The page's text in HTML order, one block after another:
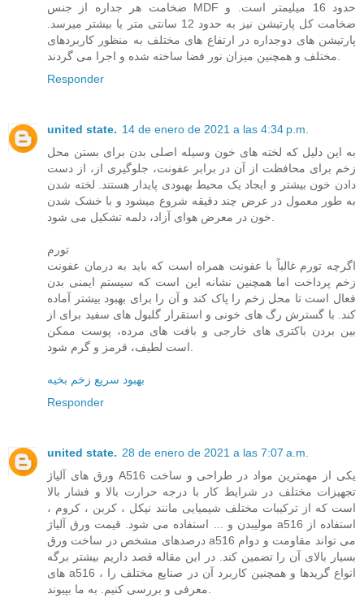
ضخامت هر جداره از جنس MDF حدود 16 میلیمتر است. و
ضخامت کل پارتیشن نیز به حدود 12 سانتی متر یا بیشتر میرسد.
پارتیشن های دوجداره در ارتفاع های مختلف به منظور کاربردهای
مختلف و همچنین میزان نور فضا ساخته شده و اجرا می گردند.
Responder
united state. 14 de enero de 2021 a las 4:34 p.m.
به این دلیل که لخته های خون وسیله اصلی بدن برای بستن محل
زخم برای محافظت از آن در برابر عفونت، جلوگیری از، از دست
دادن خون بیشتر و ایجاد یک محیط بهبودی پایدار هستند. لخته شدن
به طور معمول در عرض چند دقیقه شروع میشود و با خشک شدن
تورم
اگرچه تورم غالباً با عفونت همراه است که باید به درمان عفونت
زخم پرداخت اما همچنین نشانه این است که سیستم ایمنی بدن
فعال است تا محل زخم را پاک کند و آن را برای بهبود بیشتر آماده
کند. با گسترش رگ های خونی و استقرار گلبول های سفید برای از
بین بردن باکتری های خارجی و بافت های مرده، پوست ممکن
بهبود سریع زخم بخیه
Responder
united state. 28 de enero de 2021 a las 7:07 a.m.
ورق های آلیاژ A516 یکی از مهمترین مواد در طراحی و ساخت
تجهیزات مختلف در شرایط کار با درجه حرارت بالا و فشار بالا
است که از ترکیبات مختلف شیمیایی مانند نیکل ، کربن ، کروم ،
مولیبدن و ... استفاده می شود. قیمت ورق آلیاژ a516 استفاده از
درصدهای مشخص در ساخت ورق a516 می تواند مقاومت و دوام
بسیار بالای آن را تضمین کند. در این مقاله قصد داریم بیشتر برگه
های a516 ، انواع گریدها و همچنین کاربرد آن در صنایع مختلف را